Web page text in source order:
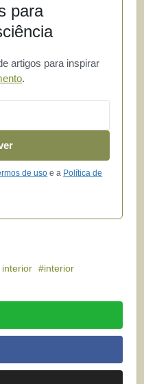
para
artigos para inspirar
.
de uso e a Política de
interior
interior